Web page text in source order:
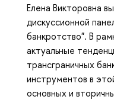
Елена Викторовна
дискуссионной
банкротство". В
актуальные
трансграничных
инструментов в
основных и